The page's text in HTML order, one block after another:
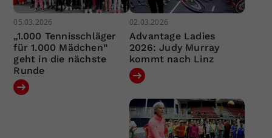
05.03.2026
„1.000 Tennisschläger
für 1.000 Mädchen“
geht in die nächste
Runde
02.03.2026
Advantage Ladies
2026: Judy Murray
kommt nach Linz